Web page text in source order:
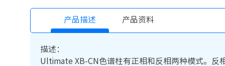
产品描述 产品资料
描述：
Ultimate XB-CN色谱柱有正相和反相两种模式。反